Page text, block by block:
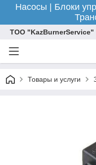
Насосы | Блоки
ТОО "KazBurnerService"
Товары и услуги